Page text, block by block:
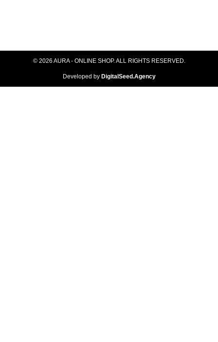
© 2026 AURA - ONLINE SHOP. ALL RIGHTS RESERVED​.
Developed by DigitalSeed.Agency